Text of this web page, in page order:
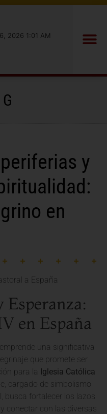
2026 1:01 AM
y
en
Esperanza:
en España
una significativa
que promete ser
para la Iglesia Católica
cargado de simbolismo
busca fortalecer los lazos
y conectar con las diversas